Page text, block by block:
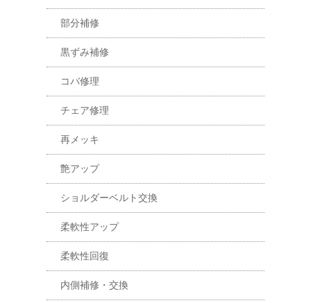
部分補修
黒ずみ補修
コバ修理
チェア修理
再メッキ
艶アップ
ショルダーベルト交換
柔軟性アップ
柔軟性回復
内側補修・交換